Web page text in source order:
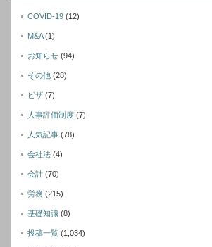
COVID-19 (12)
M&A(1)
お知らせ (94)
その他 (28)
ビザ (7)
人事評価制度 (7)
人気記事 (78)
会社法 (4)
会計 (70)
労務 (215)
基礎知識 (8)
投稿一覧 (1,034)